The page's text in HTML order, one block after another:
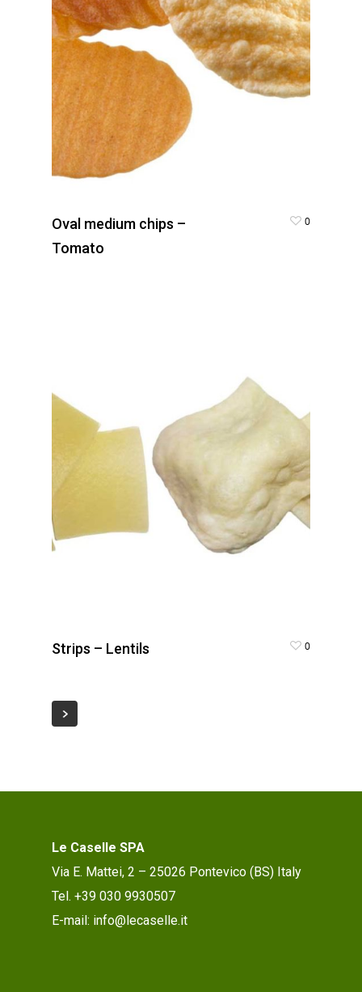
Oval medium chips –
Tomato
0
Strips – Lentils 0
Le Caselle SPA
Via E. Mattei, 2 – 25026 Pontevico (BS) Italy
Tel. +39 030 9930507
E-mail: info@lecaselle.it